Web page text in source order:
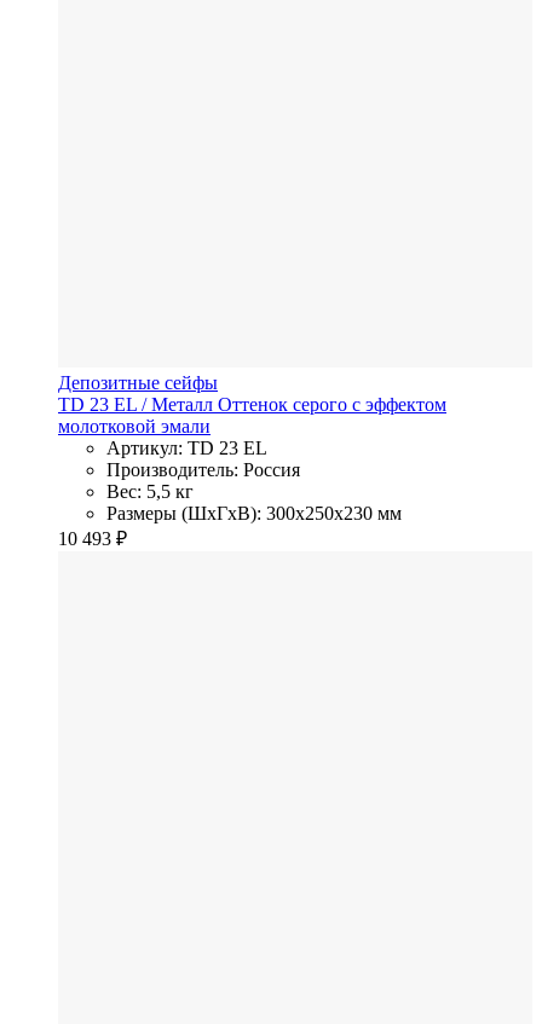
Депозитные сейфы
TD 23 EL / Металл Оттенок серого с эффектом
молотковой эмали
Артикул: TD 23 EL
Производитель: Россия
Вес: 5,5 кг
Размеры (ШхГхВ): 300x250x230 мм
10 493 ₽